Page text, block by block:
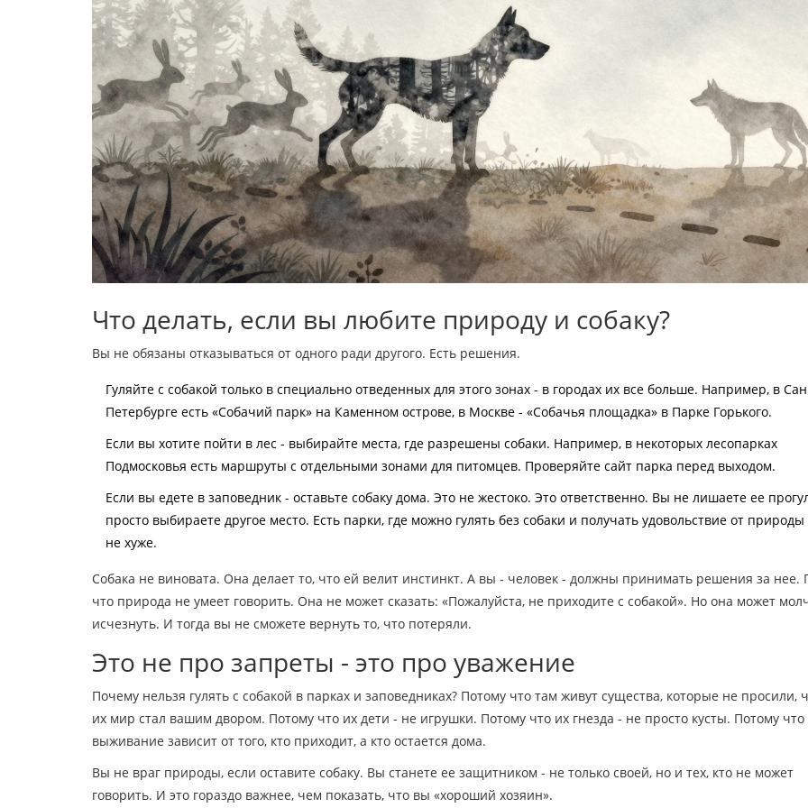
Что делать, если вы любите природу и собаку?
Вы не обязаны отказываться от одного ради другого. Есть решения.
Гуляйте с собакой только в специально отведенных для этого зонах - в городах их все больше. Например, в
Петербурге есть «Собачий парк» на Каменном острове, в Москве - «Собачья площадка» в Парке Горького.
Если вы хотите пойти в лес - выбирайте места, где разрешены собаки. Например, в некоторых лесопарках
Подмосковья есть маршруты с отдельными зонами для питомцев. Проверяйте сайт парка перед выходом.
Если вы едете в заповедник - оставьте собаку дома. Это не жестоко. Это ответственно. Вы не лишаете ее
просто выбираете другое место. Есть парки, где можно гулять без собаки и получать удовольствие от природы
не хуже.
Собака не виновата. Она делает то, что ей велит инстинкт. А вы - человек - должны принимать решения за нее.
что природа не умеет говорить. Она не может сказать: «Пожалуйста, не приходите с собакой». Но она может
исчезнуть. И тогда вы не сможете вернуть то, что потеряли.
Это не про запреты - это про уважение
Почему нельзя гулять с собакой в парках и заповедниках? Потому что там живут существа, которые не просили,
их мир стал вашим двором. Потому что их дети - не игрушки. Потому что их гнезда - не просто кусты. Потому что
выживание зависит от того, кто приходит, а кто остается дома.
Вы не враг природы, если оставите собаку. Вы станете ее защитником - не только своей, но и тех, кто не может
говорить. И это гораздо важнее, чем показать, что вы «хороший хозяин».